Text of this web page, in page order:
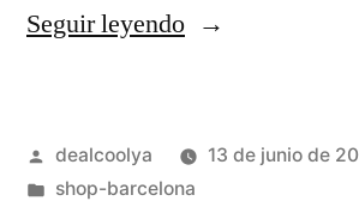
Seguir leyendo«Barcelona
Copa
Publicado
por
dealcoolya
13 de junio de
Publicado
shop-barcelona